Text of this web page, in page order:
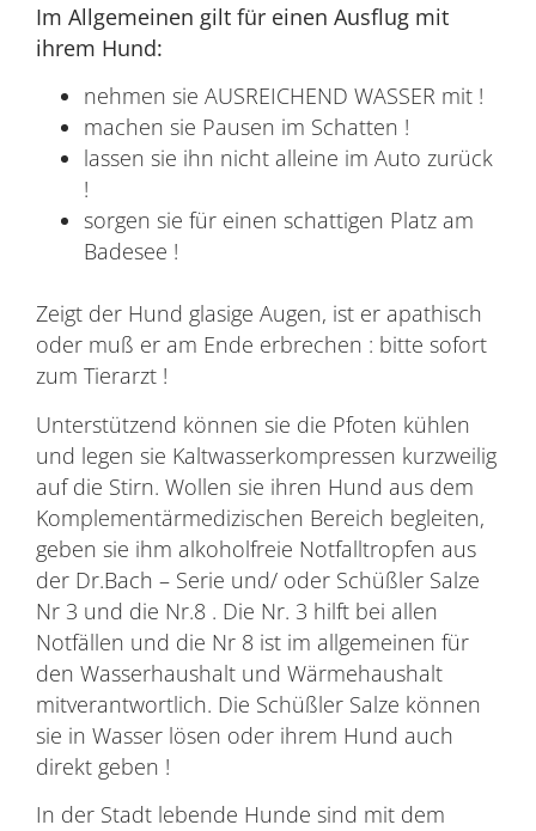
Im Allgemeinen gilt für einen Ausflug mit
ihrem Hund:
nehmen sie AUSREICHEND WASSER mit !
machen sie Pausen im Schatten !
lassen sie ihn nicht alleine im Auto zurück
!
sorgen sie für einen schattigen Platz am
Badesee !
Zeigt der Hund glasige Augen, ist er apathisch
oder muß er am Ende erbrechen : bitte sofort
zum Tierarzt !
Unterstützend können sie die Pfoten kühlen
und legen sie Kaltwasserkompressen kurzweilig
auf die Stirn. Wollen sie ihren Hund aus dem
Komplementärmedizischen Bereich begleiten,
geben sie ihm alkoholfreie Notfalltropfen aus
der Dr.Bach – Serie und/ oder Schüßler Salze
Nr 3 und die Nr.8 . Die Nr. 3 hilft bei allen
Notfällen und die Nr 8 ist im allgemeinen für
den Wasserhaushalt und Wärmehaushalt
mitverantwortlich. Die Schüßler Salze können
sie in Wasser lösen oder ihrem Hund auch
direkt geben !
In der Stadt lebende Hunde sind mit dem